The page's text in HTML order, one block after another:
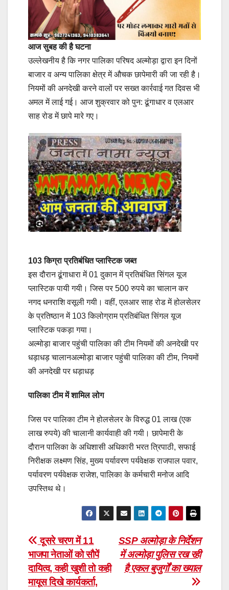
आज सुबह की है घटना
उल्लेखनीय है कि नगर पालिका परिषद अल्मोड़ा द्वारा इन दिनों
बाजार व अन्य पालिका क्षेत्र में औचक छापेमारी की जा रही है।
नियमों की अनदेखी करने वालों पर सख्त कार्रवाई गत दिवस भी
अमल में लाई गई। आज शुक्रवार को पुन: ढूंगाधार व एलआर
साह रोड में छापे मारे गए।
103 किग्रा प्रतिबंधित प्लास्टिक जब्त
इस दौरान ढूंगाधारा में 01 दुकान में प्रतिबंधित सिंगल यूज
प्लास्टिक पायी गयी। जिस पर 500 रुपये का चालान कर
नगद धनराशि वसूली गयी। वहीं, एलआर साह रोड में होलसेलर
के प्रतिष्ठान में 103 किलोग्राम प्रतिबंधित सिंगल यूज
प्लास्टिक पकड़ा गया।
अल्मोड़ा बाजार पहुंची पालिका की टीम नियमों की अनदेखी पर
धड़ाधड़ चालानअल्मोड़ा बाजार पहुंची पालिका की टीम, नियमों
की अनदेखी पर धड़ाधड़
पालिका टीम में शामिल लोग
जिस पर पालिका टीम ने होलसेलर के विरुद्ध 01 लाख (एक
लाख रुपये) की चालानी कार्यवाही की गयी। छापेमारी के
दौरान पालिका के अधिशासी अधिकारी भरत त्रिपाठी, सफाई
निरीक्षक लक्ष्मण सिंह, मुख्य पर्यावरण पर्यवेक्षक राजपाल पवार,
पर्यावरण पर्यवेक्षक राजेश, पालिका के कर्मचारी मनोज आदि
उपस्तिथ थे।
Post
navigation
SSP अल्मोड़ा के निर्देशन
में अल्मोड़ा पुलिस रख रही
है एकल बुजुर्गों का ख्याल
दूसरे चरण में 11
भाजपा नेताओं को सौपें
दायित्व, कही खुशी तो कही
मायूस दिखे कार्यकर्ता,